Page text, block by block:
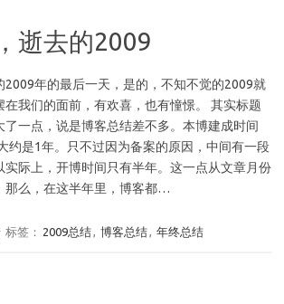
逝去的2009
2009年的最后一天，是的，不知不觉的2009就
在我们的面前，有欢喜，也有憧憬。 其实标题
了一点，说是博客总结差不多。本博建成时间
约是1年。只不过因为备案的原因，中间有一段
实际上，开博时间只有半年。这一点从文章月份
那么，在这半年里，博客都…
标签： 2009总结, 博客总结, 年终总结